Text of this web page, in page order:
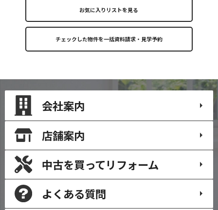
お気に入りリストを見る
会社案内
店舗案内
中古を買ってリフォーム
よくある質問